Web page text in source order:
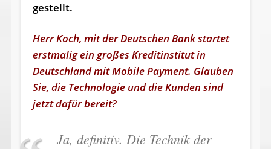
gestellt.
Herr Koch, mit der Deutschen Bank startet
erstmalig ein großes Kreditinstitut in
Deutschland mit Mobile Payment. Glauben
Sie, die Technologie und die Kunden sind
jetzt dafür bereit?
Ja, definitiv. Die Technik der